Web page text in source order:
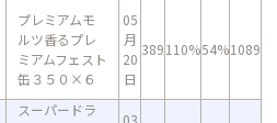
プレミアムモ
ルツ香るプレ
ミアムフェスト
缶３５０×６
05
月
20
日
389110%54%1089
スーパードラ
03